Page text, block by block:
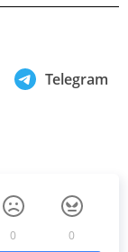
Telegram
0 0